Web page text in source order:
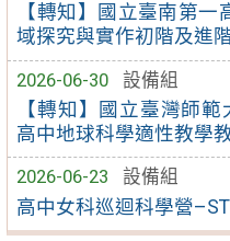
【轉知】國立臺南第
域探究與實作初階及進
2026-06-30
設備組
【轉知】國立臺灣師
高中地球科學適性教學
2026-06-23
設備組
高中女科巡迴科學營